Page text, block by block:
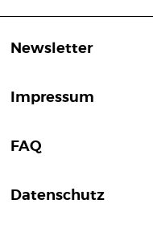
Newsletter
Impressum
FAQ
Datenschutz